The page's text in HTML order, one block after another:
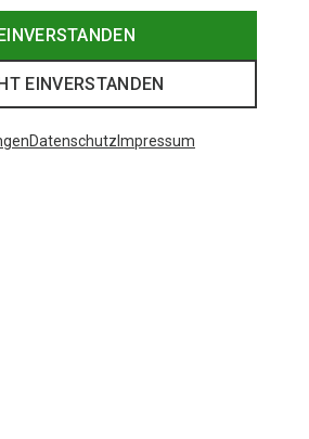
EINVERSTANDEN
Datenschutz Impressum